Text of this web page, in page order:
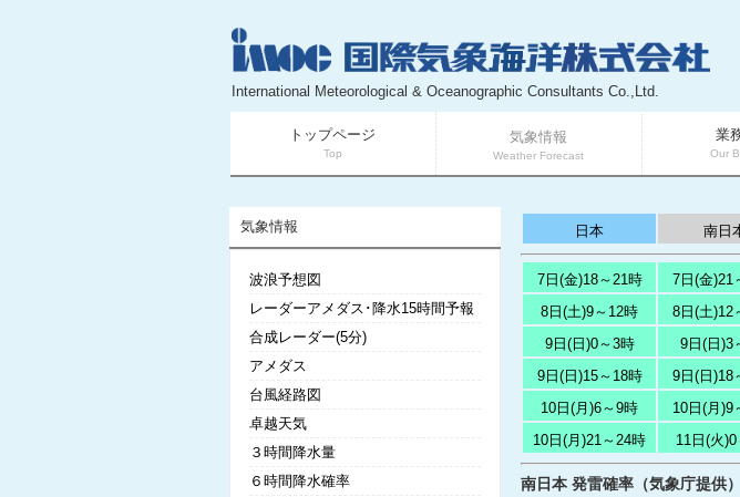
International Meteorological & Oceanographic Consultants Co.,Ltd.
トップページ
Top
気象情報
Weather Forecast
業
Our
日本 南日
7日(金)18～21時 7日(金)21
8日(土)9～12時
8日(土)12
9日(日)0～3時
9日(日)3
9日(日)15～18時
9日(日)18
10日(月)6～9時
10日(月)9
10日(月)21～24時
11日(火
南日本 発雷確率（気象庁提供
気象情報
波浪予想図
レーダーアメダス･降水15時間予報
合成レーダー(5分)
アメダス
台風経路図
卓越天気
３時間降水量
６時間降水確率